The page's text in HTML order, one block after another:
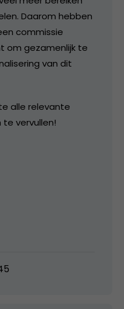
Daarom hebben
commissie
om gezamenlijk te
van dit
alle relevante
te vervullen!